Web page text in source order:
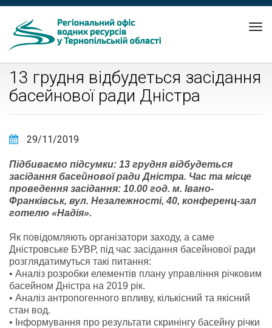
13 грудня відбудеться засідання
басейнової ради Дністра
29/11/2019
Підбиваємо підсумки: 13 грудня відбудеться
засідання басейнової ради Дністра. Час та місце
проведення засідання: 10.00 год. м. Івано-
Франківськ, вул. Незалежності, 40, конференц-зал
готелю «Надія».
Як повідомляють організатори заходу, а саме
Дністровське БУВР, під час засідання басейнової ради
розглядатимуться такі питання:
• Аналіз розробки елементів плану управління річковим
басейном Дністра на 2019 рік.
• Аналіз антропогенного впливу, кількісний та якісний
стан вод.
• Інформування про результати скринінгу басейну річки